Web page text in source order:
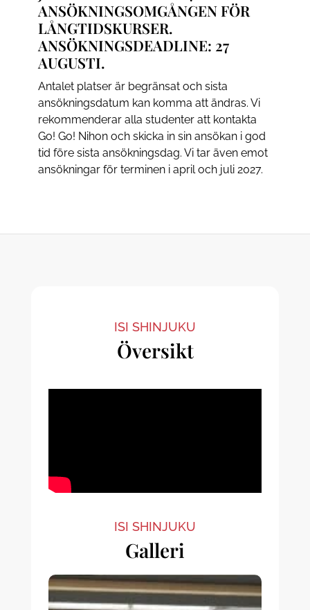
ANSÖKNINGSOMGÅNGEN FÖR
LÅNGTIDSKURSER.
ANSÖKNINGSDEADLINE: 27
AUGUSTI.
Antalet platser är begränsat och sista
ansökningsdatum kan komma att ändras. Vi
rekommenderar alla studenter att kontakta
Go! Go! Nihon och skicka in sin ansökan i god
tid före sista ansökningsdag. Vi tar även emot
ansökningar för terminen i april och juli 2027.
ISI SHINJUKU
Översikt
ISI SHINJUKU
Galleri